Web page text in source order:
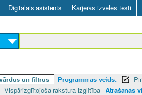
Digitālais asistents Karjeras izvēles testi
un filtrus Programmas veids:
Vispārizglītojoša rakstura izglītība Atrašanās